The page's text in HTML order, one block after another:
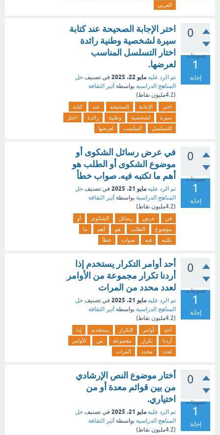
العربي
0
تصويتات
1
إجابة
اختر الإجابة الصحيحة عند كتابة
سيرة لشخصية وطنية رائدة
اختار التسلسل المناسب
لعرضها.
تم الرد عليه مايو 22، 2025 في تصنيف حل
المناهج الدراسية بواسطة أثير الثقافة
(4.2مليون نقاط)
اختر الإجابة الصحيحة عند
كتابة
سيرة
لشخصية وطنية رائدة
اختار
التسلسل
المناسب لعرضها
0
تصويتات
1
إجابة
في عرض رسائل الشكوى أو
موضوع الشكوى أو الطلب هو
أهم ما تكتبه فيه. صواب خطأ
تم الرد عليه مايو 21، 2025 في تصنيف حل
المناهج الدراسية بواسطة أثير الثقافة
(4.2مليون نقاط)
في عرض رسائل الشكوى
أو
موضوع
الطلب هو أهم
ما
تكتبه
فيه صواب خطأ
0
تصويتات
1
إجابة
أحد أوامر التكرار يستخدم إذا
أردنا تكرار مجموعة من الأوامر
لعدد محدد من المرات
تم الرد عليه مايو 21، 2025 في تصنيف حل
المناهج الدراسية بواسطة أثير الثقافة
(4.2مليون نقاط)
أحد أوامر التكرار يستخدم
إذا
أردنا
تكرار مجموعة من
الأوامر
لعدد
محدد المرات
0
تصويتات
1
إجابة
أختار موضوع النص الإرشادي
من بين قوائم معدة أو من
اختياري.
تم الرد عليه مايو 21، 2025 في تصنيف حل
المناهج الدراسية بواسطة أثير الثقافة
(4.2مليون نقاط)